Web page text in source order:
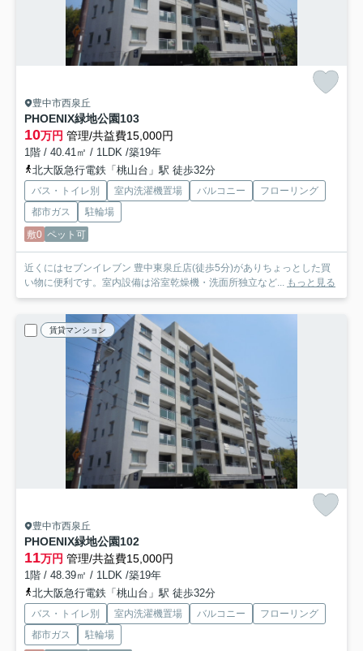
豊中市西泉丘
PHOENIX緑地公園103
10万円 管理/共益費15,000円
1階 / 40.41㎡ / 1LDK /築19年
北大阪急行電鉄「桃山台」駅 徒歩32分
バス・トイレ別 室内洗濯機置場 バルコニー
フローリング
都市ガス
駐輪場
敷0 ペット可
近くにはセブンイレブン 豊中東泉丘店(徒歩5分)がありちょっとした買
い物に便利です。室内設備は浴室乾燥機・洗面所独立など... もっと見る
賃貸マンション
豊中市西泉丘
PHOENIX緑地公園102
11万円 管理/共益費15,000円
1階 / 48.39㎡ / 1LDK /築19年
北大阪急行電鉄「桃山台」駅 徒歩32分
バス・トイレ別 室内洗濯機置場 バルコニー
フローリング
都市ガス
駐輪場